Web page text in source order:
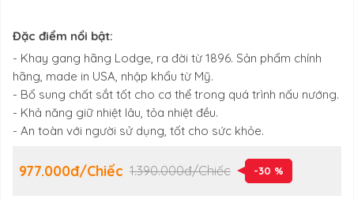
Đặc điểm nổi bật:
- Khay gang hãng Lodge, ra đời từ 1896. Sản phẩm chính
hãng, made in USA, nhập khẩu từ Mỹ.
- Bổ sung chất sắt tốt cho cơ thể trong quá trình nấu nướng.
- Khả năng giữ nhiệt lâu, tỏa nhiệt đều.
- An toàn với người sử dụng, tốt cho sức khỏe.
977.000đ/Chiếc 1.390.000đ/Chiếc -30 %